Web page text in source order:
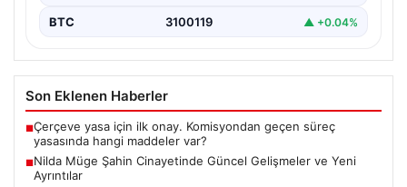
BTC 3100119 ▲ +0.04%
Son Eklenen Haberler
■Çerçeve yasa için ilk onay. Komisyondan geçen süreç
yasasında hangi maddeler var?
■Nilda Müge Şahin Cinayetinde Güncel Gelişmeler ve Yeni
Ayrıntılar